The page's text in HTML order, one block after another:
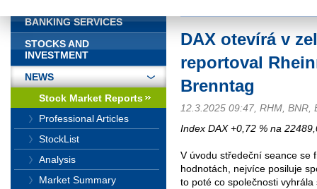
DAX otevírá v
reportoval
Brenntag
12.3.2025 09:47, RHM, BNR,
Index DAX +0,72 % na
V úvodu středeční seance se
hodnotách, nejvíce posiluje
to poté co společnosti
BANKING SERVICES
STOCKS AND
INVESTMENT
NEWS
Stock Market Reports
Professional Articles
StockList
Analysis
Market Summary